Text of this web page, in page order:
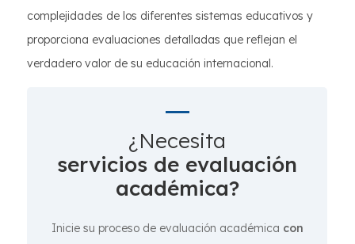
complejidades de los diferentes sistemas educativos y
proporciona evaluaciones detalladas que reflejan el
verdadero valor de su educación internacional.
¿Necesita
servicios de evaluación
académica?
Inicie su proceso de evaluación académica con